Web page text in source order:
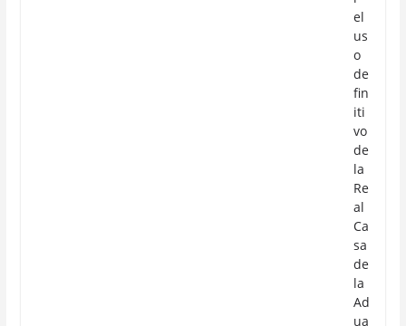
el
us
o
de
fin
iti
vo
de
la
Re
al
Ca
sa
de
la
Ad
ua